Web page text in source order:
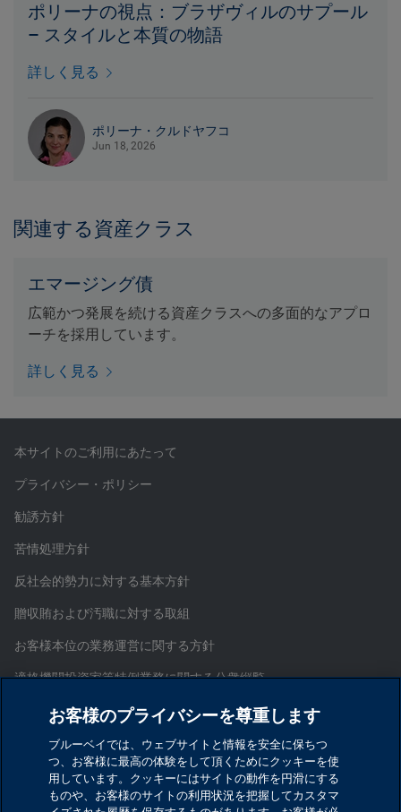
ポリーナの視点：ブラザヴィルのサプール
– スタイルと本質の物語
詳しく見る
ポリーナ・クルドヤフコ
Jun 18, 2026
関連する資産クラス
エマージング債
広範かつ発展を続ける資産クラスへの多面的なアプロ
ーチを採用しています。
詳しく見る
本サイトのご利用にあたって
プライバシー・ポリシー
勧誘方針
苦情処理方針
反社会的勢力に対する基本方針
贈収賄および汚職に対する取組
お客様本位の業務運営に関する方針
適格機関投資家等特例業務に関する公衆縦覧
証券取引等監視委員会情報提供窓口
お問い合わせ
サイトマップ
Cookieを設定する
お客様のプライバシーを尊重します
ブルーベイでは、ウェブサイトと情報を安全に保ちつ
つ、お客様に最高の体験をして頂くためにクッキーを使
用しています。クッキーにはサイトの動作を円滑にする
ものや、お客様のサイトの利用状況を把握してカスタマ